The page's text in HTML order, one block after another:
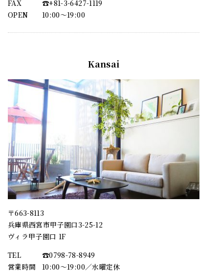
FAX
☎︎+81-3-6427-1119
OPEN
10:00〜19:00
Kansai
〒663-8113
兵庫県西宮市甲子園口3-25-12
ヴィラ甲子園口 1F
TEL
☎︎0798-78-8949
営業時間
10:00～19:00／水曜定休